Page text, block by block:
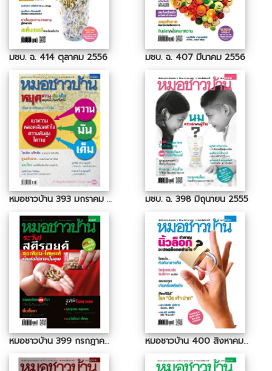
มชบ. ฉ. 414 ตุลาคม 2556 มชบ. ฉ. 407 มีนาคม 2556
หมอชาวบ้าน 393 มกราคม 2555 มชบ. ฉ. 398 มิถุนายน 2555
หมอชาวบ้าน 399 กรกฎาคม 2555 หมอชาวบ้าน 400 สิงหาคม 2555